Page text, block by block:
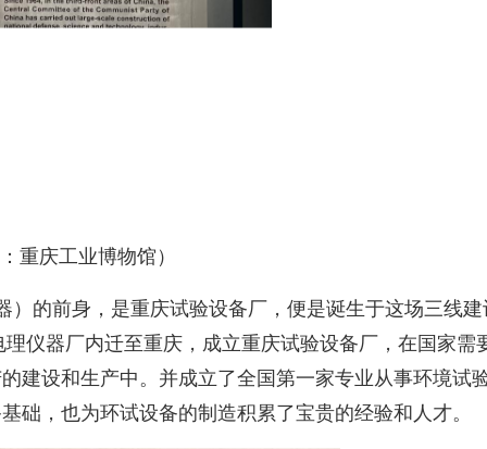
重庆工业博物馆）
的前身，是重庆试验设备厂，便是诞生于这场三线建
仪器厂内迁至重庆，成立重庆试验设备厂，在国家需
建设和生产中。并成立了全国第一家专业从事环境试
础，也为环试设备的制造积累了宝贵的经验和人才。